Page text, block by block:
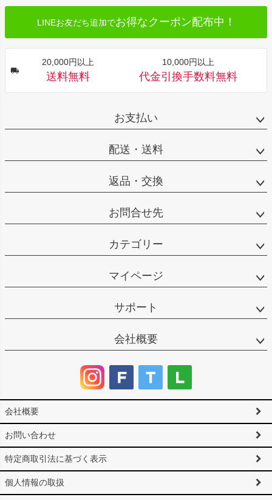
LINEお友だち追加でお得なクーポン配布中！
20,000円以上
送料無料
10,000円以上
代金引換手数料無料
お支払い
配送・送料
返品・交換
お問合せ先
カテゴリー
マイページ
サポート
会社概要
会社概要
お問い合わせ
特定商取引法に基づく表示
個人情報の取扱